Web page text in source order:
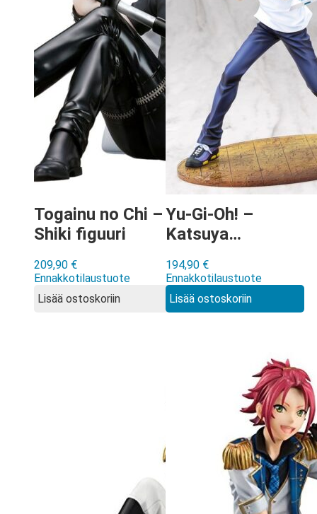
Togainu no Chi –
Shiki figuuri
209,90 €
Ennakkotilaustuote
Lisää ostoskoriin
Yu-Gi-Oh! –
Katsuya
Wheeler)
Passionate
Duelists ARTFXJ
194,90 €
Ennakkotilaustuote
Lisää ostoskoriin